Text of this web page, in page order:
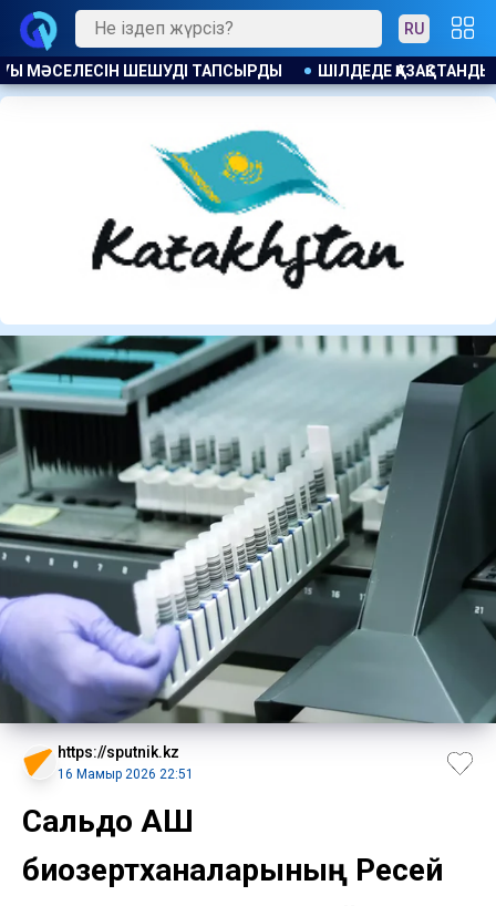
RU
104 МЫҢНАН АСТАМ БОС ЖҰМЫС ОРНЫ
https://sputnik.kz
16 Мамыр 2026 22:51
Сальдо АҚШ
биозертханаларының Ресей